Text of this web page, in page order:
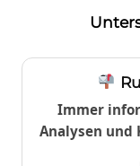
Immer
Analysen und